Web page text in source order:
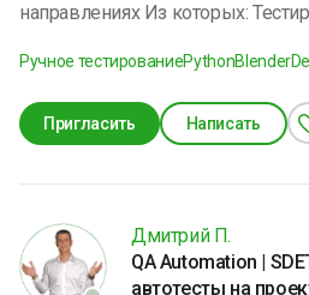
направлениях Из которых: Тестирование сайтов 3д
Ручное тестированиеPythonBlender
Пригласить Написать
Дмитрий П.
QA Automation |
автотесты на